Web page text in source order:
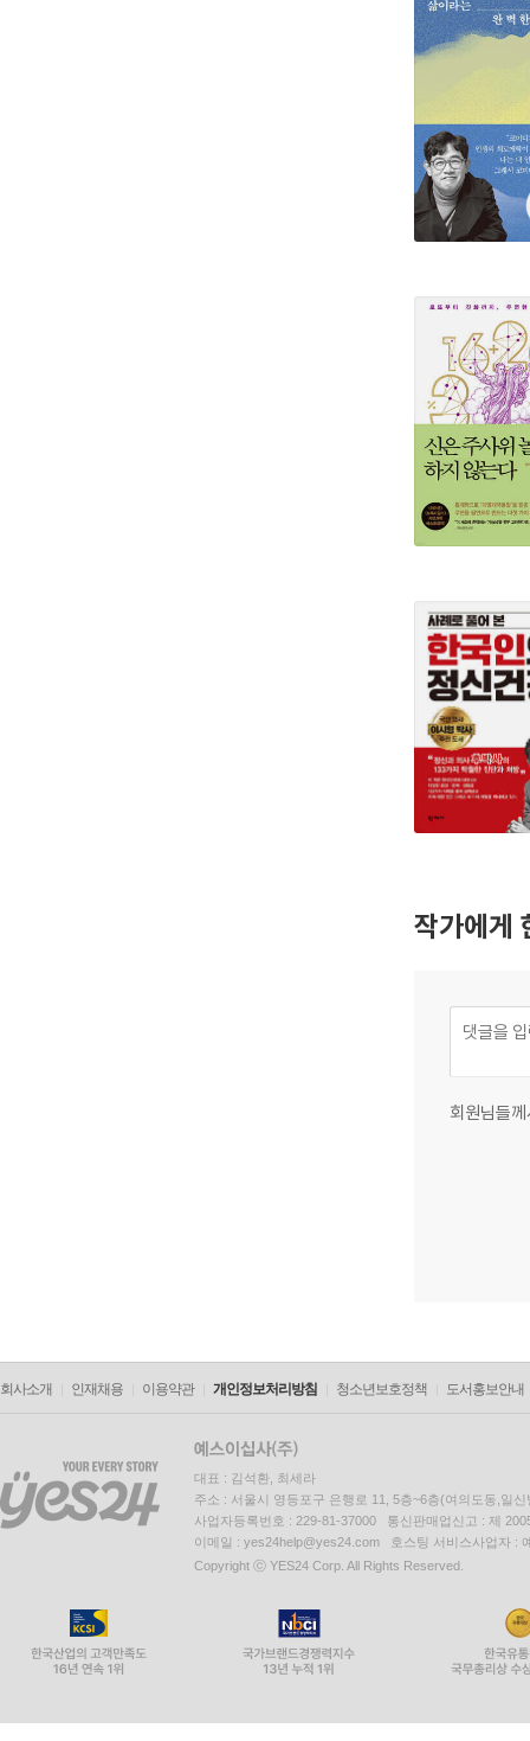
작가에게
회원님들
회사소개 인재채용 이용약관 개인정보처리방침 청소년보호정책 도서홍보안내
대표 : 김석환, 최세라
주소 : 서울시 영등포구 은행로 11, 5층~6층(여의도동,일신
사업자등록번호 : 229-81-37000 통신판매업신고 : 제
이메일 : yes24help@yes24.com 호스팅 서비스사업자 :
Copyright ⓒ YES24 Corp. All Rights Reserved.